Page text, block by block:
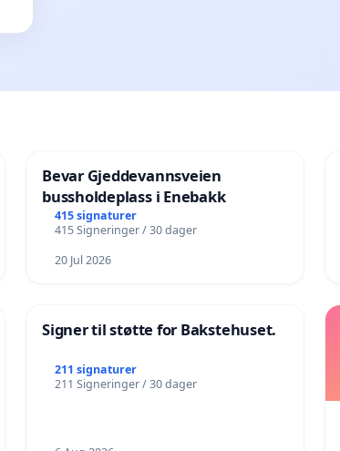
Bevar Gjeddevannsveien
bussholdeplass i Enebakk
415 signaturer
415 Signeringer / 30 dager
20 Jul 2026
Signer til støtte for Bakstehuset.
211 signaturer
211 Signeringer / 30 dager